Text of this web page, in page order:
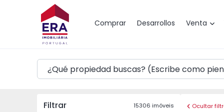
Comprar Desarrollos Venta
Mapa
Filtrar 15306 imóveis Ocultar